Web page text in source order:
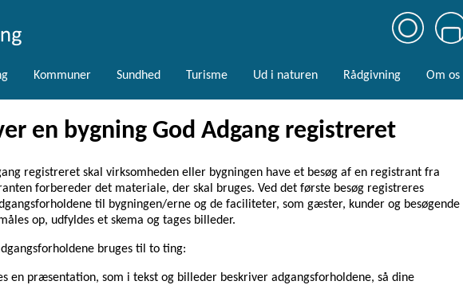
Kommuner Sundhed Turisme Ud i naturen Rådgivning Om os
en bygning God Adgang registreret
registreret skal virksomheden eller bygningen have et besøg af en registrant fra
forbereder det materiale, der skal bruges. Ved det første besøg registreres
til bygningen/erne og de faciliteter, som gæster, kunder og besøgende
op, udfyldes et skema og tages billeder.
bruges til to ting:
en præsentation, som i tekst og billeder beskriver adgangsforholdene, så dine